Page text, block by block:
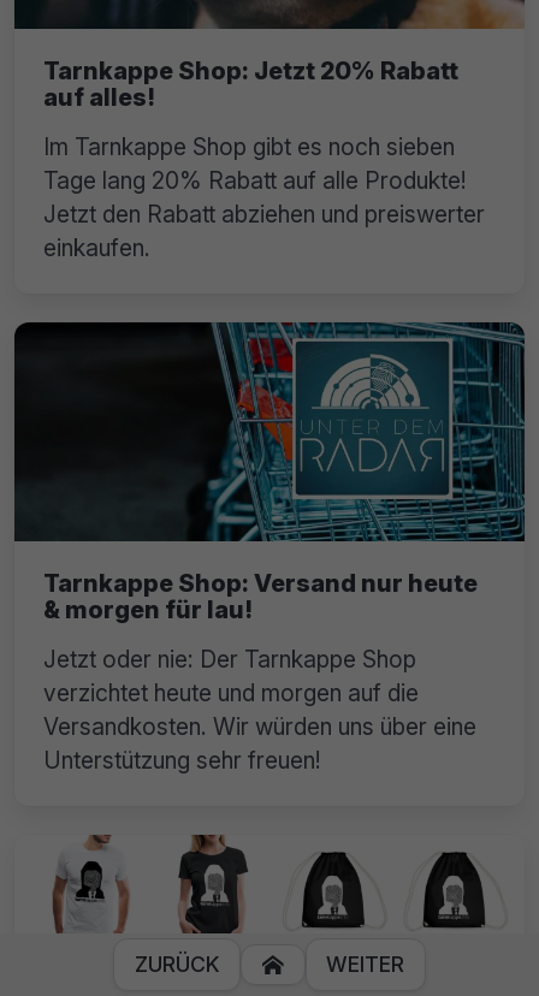
Tarnkappe Shop: Jetzt 20% Rabatt
auf alles!
Im Tarnkappe Shop gibt es noch sieben
Tage lang 20% Rabatt auf alle Produkte!
Jetzt den Rabatt abziehen und preiswerter
einkaufen.
Tarnkappe Shop: Versand nur heute
& morgen für lau!
Jetzt oder nie: Der Tarnkappe Shop
verzichtet heute und morgen auf die
Versandkosten. Wir würden uns über eine
Unterstützung sehr freuen!
ZURÜCK  WEITER